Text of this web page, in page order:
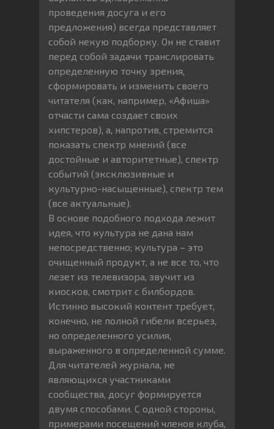
проведения досуга и его
предложения) всегда представляет
собой некую подборку. Он не ставит
перед собой задачи транслировать
определенную точку зрения,
сформировать и изменить своего
читателя (как, например, «Афиша»
отчасти сама создает своих
хипстеров), а, напротив, стремится
показать спектр мнений (все
достойные и авторитетные), спектр
событий (эксклюзивные и
культурно-насыщенные), спектр тем
(все актуальные).
В основе подобного подхода лежит
идея, что культура не дана нам
непосредственно; культура – это
очищенный продукт, а не все то, что
лезет из телевизора, звучит из
киосков, смотрит с билбордов.
Истинно высокий контент требует,
конечно, не полной гибели всерьез,
но определенного усилия,
выраженного в определенной сумме.
Для читателей журнала, не
являющихся участниками
сообщества, досуг формируется
двумя способами. С одной стороны,
примерами посещений членов клуба,